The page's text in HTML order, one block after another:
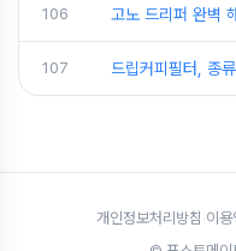
106 고노 드리퍼 완벽
107 드립커피필터, 종
개인정보처리방침 ·이